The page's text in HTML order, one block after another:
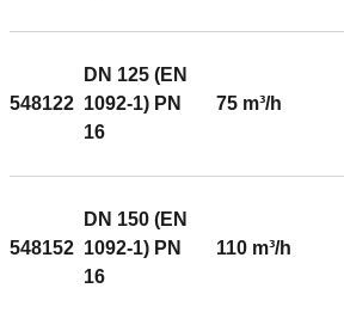
548122
DN 125 (EN
1092-1) PN
16
75 m³/h
548152
DN 150 (EN
1092-1) PN
16
110 m³/h